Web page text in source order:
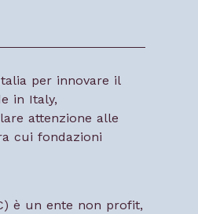
per innovare il
in Italy,
attenzione alle
cui fondazioni
è un ente non profit,